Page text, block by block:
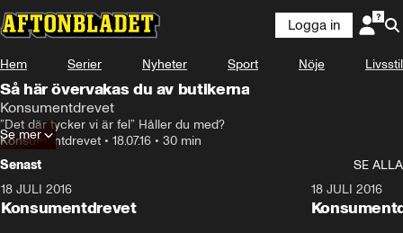
Logga in
Hem Serier Nyheter Sport Nöje Livsstil
Så här övervakas du av butikerna
Konsumentdrevet
”Det där tycker vi är fel” Håller du med?
Konsumentdrevet • 18.07.16 • 30 min
Se mer
Senast
SE ALLA
18 JULI 2016
Konsumentdrevet
18 JULI 2016